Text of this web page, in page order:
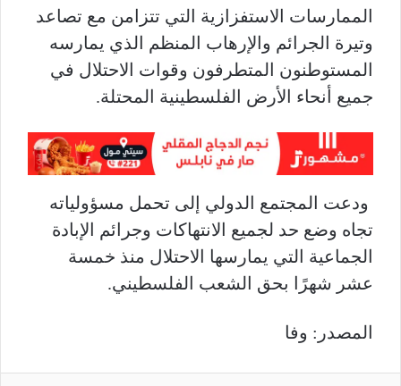
الممارسات الاستفزازية التي تتزامن مع تصاعد
وتيرة الجرائم والإرهاب المنظم الذي يمارسه
المستوطنون المتطرفون وقوات الاحتلال في
جميع أنحاء الأرض الفلسطينية المحتلة.
ودعت المجتمع الدولي إلى تحمل مسؤولياته
تجاه وضع حد لجميع الانتهاكات وجرائم الإبادة
الجماعية التي يمارسها الاحتلال منذ خمسة
عشر شهرًا بحق الشعب الفلسطيني.
المصدر: وفا